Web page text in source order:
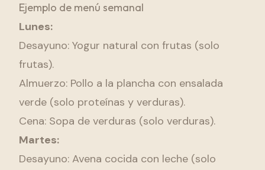
Ejemplo de menú semanal
Lunes:
Desayuno: Yogur natural con frutas (solo
frutas).
Almuerzo: Pollo a la plancha con ensalada
verde (solo proteínas y verduras).
Cena: Sopa de verduras (solo verduras).
Martes:
Desayuno: Avena cocida con leche (solo